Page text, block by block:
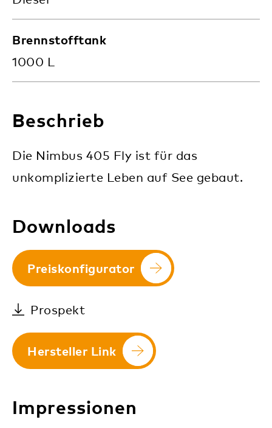
Brennstofftank
1000 L
Beschrieb
Die Nimbus 405 Fly ist für das
unkomplizierte Leben auf See gebaut.
Downloads
Preiskonfigurator
Prospekt
Hersteller Link
Impressionen
1 /1